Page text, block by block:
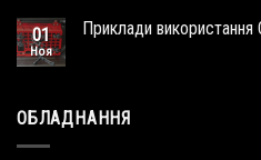
01
Ноя
Приклади
ОБЛАДНАННЯ